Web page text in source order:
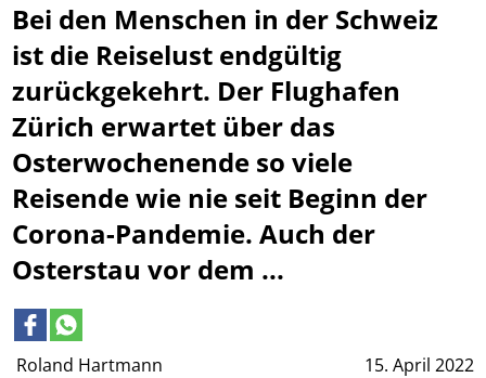
Roland Hartmann 15. April 2022
Bei den Menschen in der Schweiz
ist die Reiselust endgültig
zurückgekehrt. Der Flughafen
Zürich erwartet über das
Osterwochenende so viele
Reisende wie nie seit Beginn der
Corona-Pandemie. Auch der
Osterstau vor dem ...